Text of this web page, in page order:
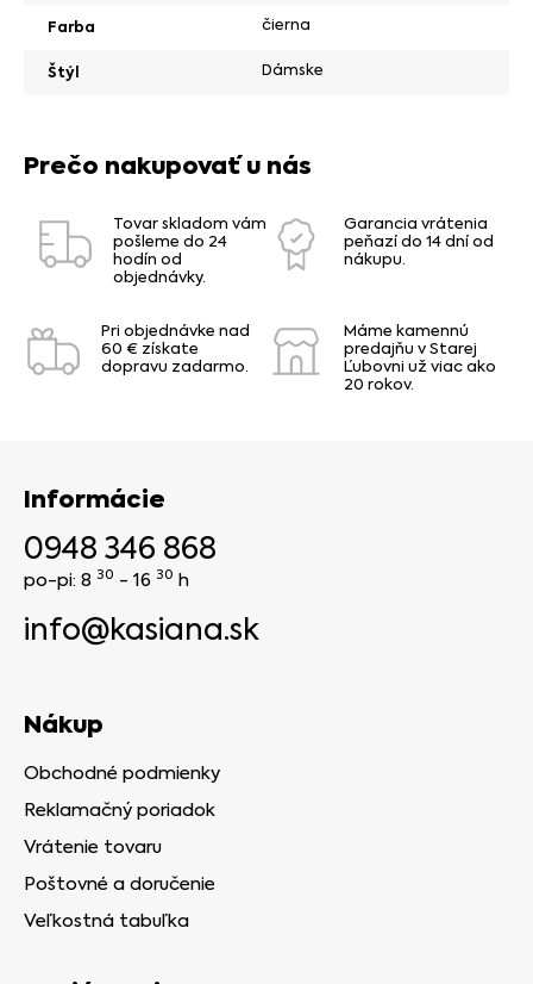
Farba čierna
Štýl Dámske
Prečo nakupovať u nás
Tovar skladom vám
pošleme do 24
hodín od
objednávky.
Garancia vrátenia
peňazí do 14 dní od
nákupu.
Pri objednávke nad
60 € získate
dopravu zadarmo.
Máme kamennú
predajňu v Starej
Ľubovni už viac ako
20 rokov.
Informácie
0948 346 868
po-pi: 8 30 - 16 30 h
info@kasiana.sk
Nákup
Obchodné podmienky
Reklamačný poriadok
Vrátenie tovaru
Poštovné a doručenie
Veľkostná tabuľka